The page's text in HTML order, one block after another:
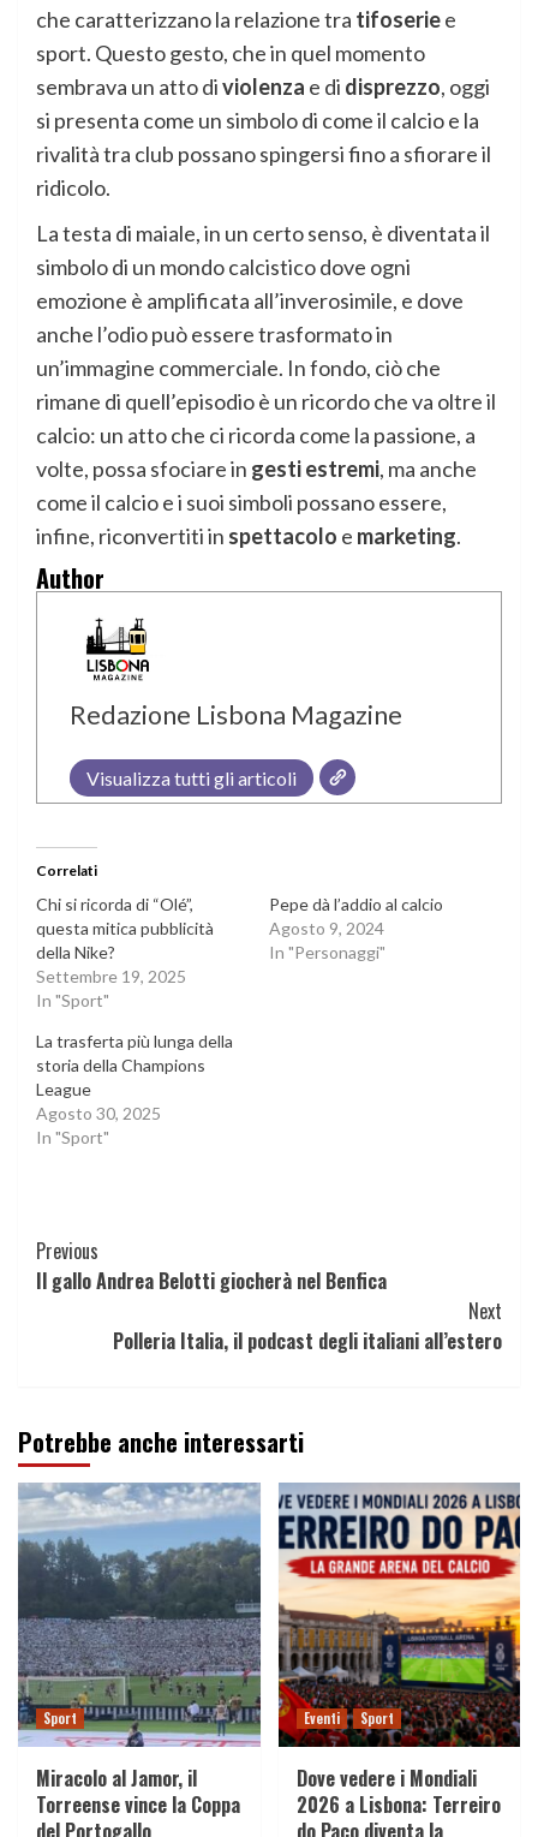
che caratterizzano la relazione tra tifoseriee
sport. Questo gesto, che in quel momento
sembrava un atto diviolenza e di disprezzo, oggi
si presenta come un simbolo di come il calcio e la
rivalità tra club possano spingersi fino a sfiorare il
ridicolo.
La testa di maiale, in un certo senso, è diventata il
simbolo di un mondo calcistico dove ogni
emozione è amplificata all’inverosimile, e dove
anche l’odio può essere trasformato in
un’immagine commerciale. In fondo, ciò che
rimane di quell’episodio è un ricordo che va oltre il
calcio: un atto che ci ricorda come la passione, a
volte, possa sfociare in gesti estremi, ma anche
come il calcio e i suoi simboli possano essere,
infine, riconvertiti in spettacolo e marketing.
Author
Redazione Lisbona Magazine
Visualizza tutti gli articoli
Correlati
Chi si ricorda di “Olé”,
questa mitica pubblicità
della Nike?
Settembre 19, 2025
In "Sport"
Pepe dà l’addio al calcio
Agosto 9, 2024
In "Personaggi"
La trasferta più lunga della
storia della Champions
League
Agosto 30, 2025
In "Sport"
Continue
Reading
Previous
Il gallo Andrea Belotti giocherà nel Benfica
Next
Polleria Italia, il podcast degli italiani all’estero
Potrebbe anche interessarti
Sport
Miracolo al Jamor, il
Torreense vince la Coppa
del Portogallo
Eventi Sport
Dove vedere i Mondiali
2026 a Lisbona: Terreiro
do Paço diventa la